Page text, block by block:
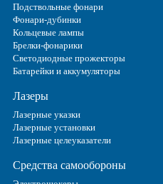
Подствольные фонари
Фонари-дубинки
Кольцевые лампы
Брелки-фонарики
Светодиодные прожекторы
Батарейки и аккумуляторы
Лазеры
Лазерные указки
Лазерные установки
Лазерные целеуказатели
Средства самообороны